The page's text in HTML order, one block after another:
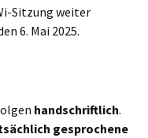
Sitzung weiter
6. Mai 2025.
handschriftlich.
gesprochene